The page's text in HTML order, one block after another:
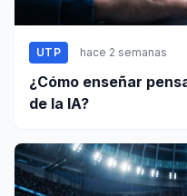
UTP hace 2 semanas
¿Cómo enseñar
de la IA?